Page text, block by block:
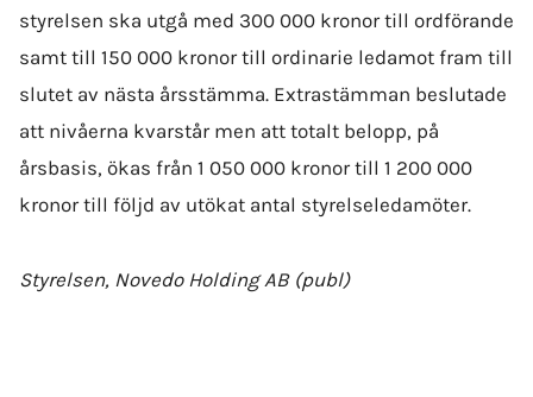
styrelsen ska utgå med 300 000 kronor till ordförande
samt till 150 000 kronor till ordinarie ledamot fram till
slutet av nästa årsstämma. Extrastämman beslutade
att nivåerna kvarstår men att totalt belopp, på
årsbasis, ökas från 1 050 000 kronor till 1 200 000
kronor till följd av utökat antal styrelseledamöter.
Styrelsen, Novedo Holding AB (publ)